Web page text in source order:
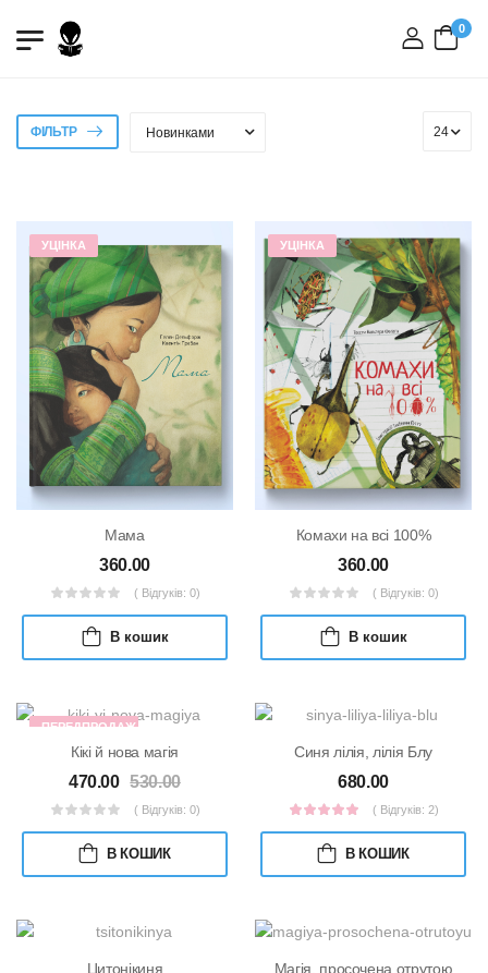
вхід
0
ФІЛЬТР
УЦІНКА
Мама
360.00
( Відгуків: 0)
В кошик
УЦІНКА
Комахи на всі 100%
360.00
( Відгуків: 0)
В кошик
ПЕРЕДПРОДАЖ
Кікі й нова магія
470.00 530.00
( Відгуків: 0)
В КОШИК
Синя лілія, лілія Блу
680.00
( Відгуків: 2)
В КОШИК
Цитонікиня Магія, просочена отрутою